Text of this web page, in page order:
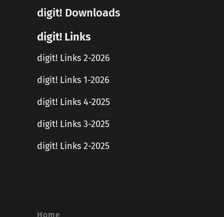
digit! Downloads
digit! Links
digit! Links 2-2026
digit! Links 1-2026
digit! Links 4-2025
digit! Links 3-2025
digit! Links 2-2025
Home